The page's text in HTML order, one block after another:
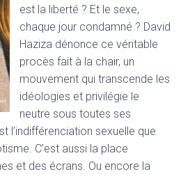
est la liberté ? Et le sexe,
chaque jour condamné ? David
Haziza dénonce ce véritable
procès fait à la chair, un
mouvement qui transcende les
idéologies et privilégie le
neutre sous toutes ses
l’indifférenciation sexuelle que
C’est aussi la place
et des écrans. Ou encore la